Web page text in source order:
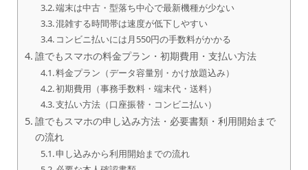
端末は中古・型落ち中心で最新機種が少ない
混雑する時間帯は速度が低下しやすい
コンビニ払いには月550円の手数料がかかる
誰でもスマホの料金プラン・初期費用・支払い方法
料金プラン（データ容量別・かけ放題込み）
初期費用（事務手数料・端末代・送料）
支払い方法（口座振替・コンビニ払い）
誰でもスマホの申し込み方法・必要書類・利用開始まで
の流れ
申し込みから利用開始までの流れ